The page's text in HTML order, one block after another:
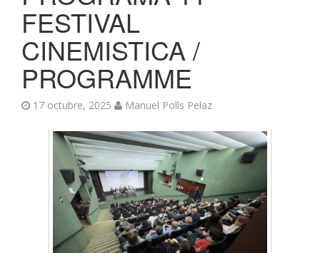
FESTIVAL
CINEMISTICA /
PROGRAMME
17 octubre, 2025 Manuel Polls Pelaz